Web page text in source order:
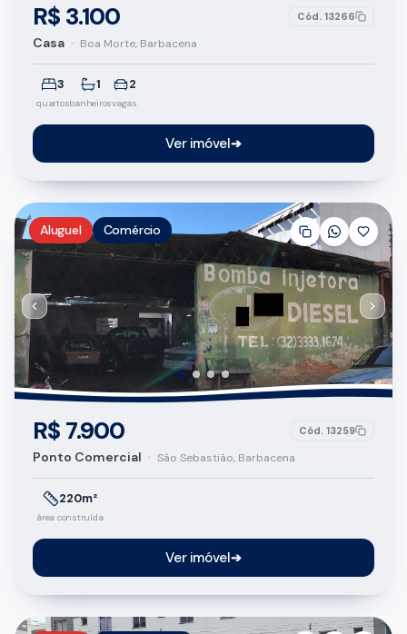
R$ 3.100 Cód. 13266
Casa • Boa Morte, Barbacena
3
quartos
1
banheiros
2
vagas
Ver imóvel➔
Aluguel Comércio
R$ 7.900 Cód. 13259
Ponto Comercial • São Sebastião, Barbacena
220m²
área construída
Ver imóvel➔